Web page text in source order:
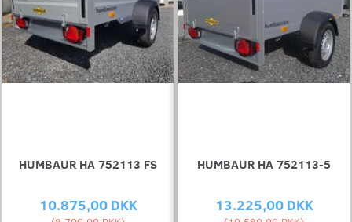
HUMBAUR HA 752113 FS
10.875,00 DKK
HUMBAUR HA 752113-5
13.225,00 DKK